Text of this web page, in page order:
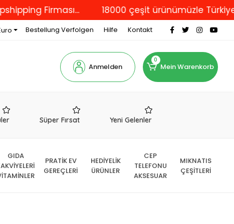
Firması... 18000 çeşit ürünümüzle Türkiye'nin
Bestellung Verfolgen Hilfe Kontakt
Anmelden
0
Mein Warenkorb
Süper Fırsat Yeni Gelenler
GIDA
PRATİK EV
GEREÇLERİ
HEDİYELİK
ÜRÜNLER
CEP
TELEFONU
AKSESUAR
MIKNATIS
ÇEŞİTLERİ